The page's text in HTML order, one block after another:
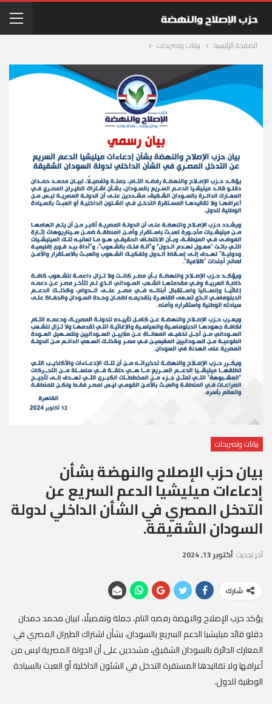
الصفحة الرئيسية بيانات وتصريحات
بيانات وتصريحات
بيان حزب الإصلاح والنهضة بشأن
إدعاءات ميليشيا الدعم السريع عن
التدخل المصري في الشأن الداخلي لدولة
السودان الشقيقة.
آخر تحديث أكتوبر 13, 2024
شارك
يؤكد حزب الإصلاح والنهضة رفضه التام، جملة وتفصيلًا، لبيان محمد حمدان
دقلو قائد ميليشيا الدعم السريع بالسودان، بشأن اشتراك الطيران المصري في
المعارك الدائرة بالسودان الشقيق، مشددين على أن الدولة المصرية ليس من
أعرافها ولا تقاليدها المستقرة التدخل في الشئون الداخلية أو العبث بالسيادة
الوطنية للدول.